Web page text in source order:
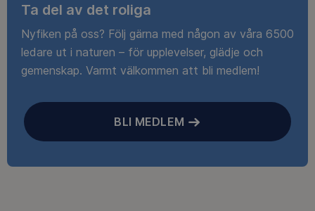
Ta del av det roliga
Nyfiken på oss? Följ gärna med någon av våra 6500
ledare ut i naturen – för upplevelser, glädje och
gemenskap. Varmt välkommen att bli medlem!
BLI MEDLEM